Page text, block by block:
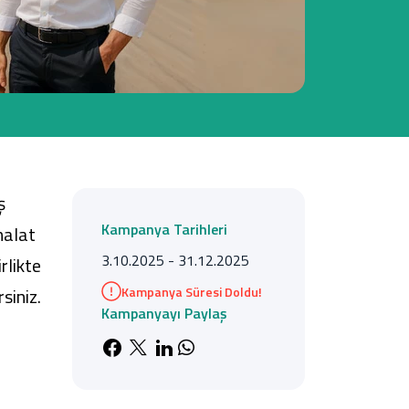
Tüm Kampanyalar
Tüm Kampanyalar
Kampanya Tarihleri
3.10.2025 - 31.12.2025
Kampanya Süresi Doldu!
Kampanyayı Paylaş
Facebook'da paylaş
X'de paylaş
LinkedIn'de paylaş